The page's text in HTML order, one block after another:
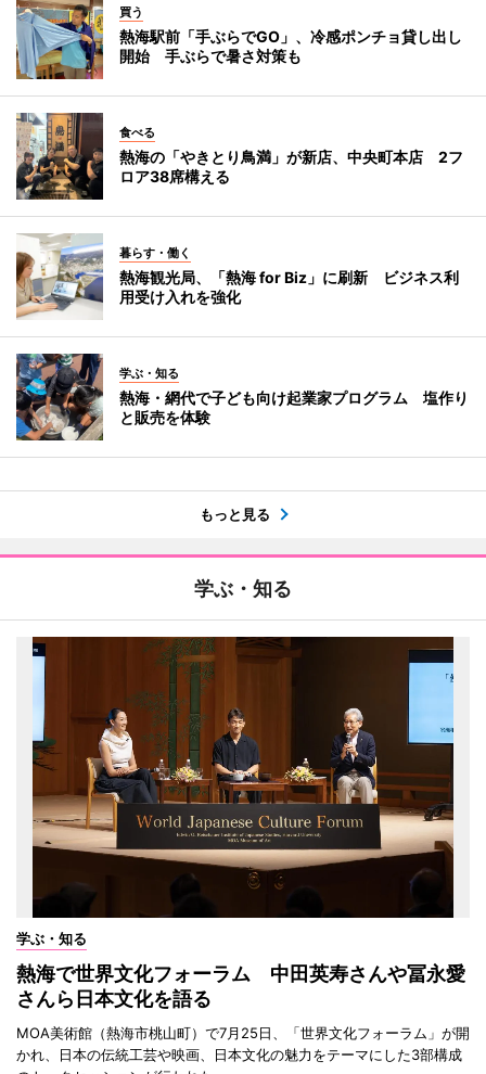
買う
熱海駅前「手ぶらでGO」、冷感ポンチョ貸し出し
開始 手ぶらで暑さ対策も
食べる
熱海の「やきとり鳥満」が新店、中央町本店 2フ
ロア38席構える
暮らす・働く
熱海観光局、「熱海 for Biz」に刷新 ビジネス利
用受け入れを強化
学ぶ・知る
熱海・網代で子ども向け起業家プログラム 塩作り
と販売を体験
もっと見る
学ぶ・知る
学ぶ・知る
熱海で世界文化フォーラム 中田英寿さんや冨永愛
さんら日本文化を語る
MOA美術館（熱海市桃山町）で7月25日、「世界文化フォーラム」が開
かれ、日本の伝統工芸や映画、日本文化の魅力をテーマにした3部構成